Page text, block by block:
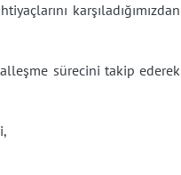
karşıladığımızdan
sürecini takip ederek